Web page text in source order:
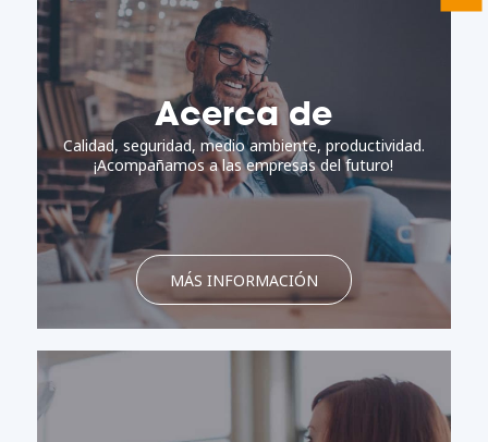
Acerca de
Calidad, seguridad, medio ambiente, productividad.
¡Acompañamos a las empresas del futuro!
MÁS INFORMACIÓN